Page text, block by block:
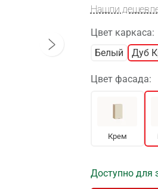
Нашли
Цвет каркаса:
Белый
Дуб
Цвет фасада:
Крем
Доступно для